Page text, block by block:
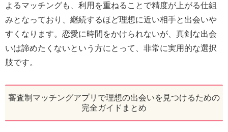
よるマッチングも、利用を重ねることで精度が上がる仕組
みとなっており、継続するほど理想に近い相手と出会いや
すくなります。恋愛に時間をかけられないが、真剣な出会
いは諦めたくないという方にとって、非常に実用的な選択
肢です。
審査制マッチングアプリで理想の出会いを見つけるための
完全ガイドまとめ